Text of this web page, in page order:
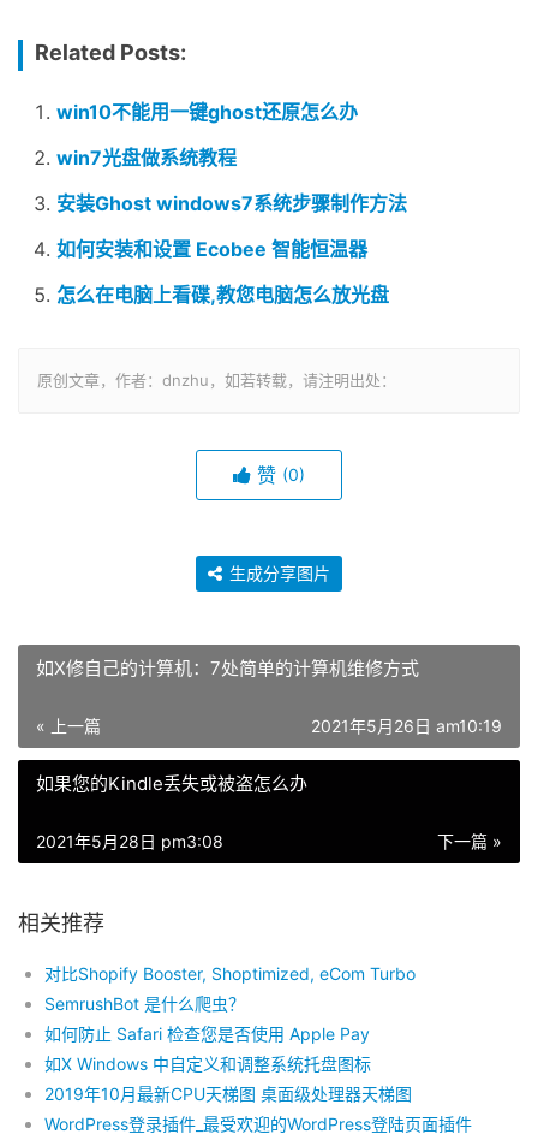
Related Posts:
win10不能用一键ghost还原怎么办
win7光盘做系统教程
安装Ghost windows7系统步骤制作方法
如何安装和设置 Ecobee 智能恒温器
怎么在电脑上看碟,教您电脑怎么放光盘
原创文章，作者：dnzhu，如若转载，请注明出处：
赞 (0)
生成分享图片
如X修自己的计算机：7处简单的计算机维修方式
« 上一篇 2021年5月26日 am10:19
如果您的Kindle丢失或被盗怎么办
下一篇 »
2021年5月28日 pm3:08
相关推荐
对比Shopify Booster, Shoptimized, eCom Turbo
SemrushBot 是什么爬虫？
如何防止 Safari 检查您是否使用 Apple Pay
如X Windows 中自定义和调整系统托盘图标
2019年10月最新CPU天梯图 桌面级处理器天梯图
WordPress登录插件_最受欢迎的WordPress登陆页面插件